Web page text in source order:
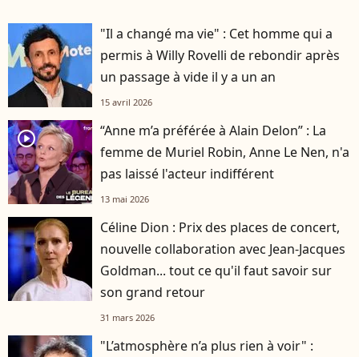
"Il a changé ma vie" : Cet homme qui a
permis à Willy Rovelli de rebondir après
un passage à vide il y a un an
15 avril 2026
player2
“Anne m’a préférée à Alain Delon” : La
femme de Muriel Robin, Anne Le Nen, n'a
pas laissé l'acteur indifférent
13 mai 2026
Céline Dion : Prix des places de concert,
nouvelle collaboration avec Jean-Jacques
Goldman... tout ce qu'il faut savoir sur
son grand retour
31 mars 2026
"L’atmosphère n’a plus rien à voir" :